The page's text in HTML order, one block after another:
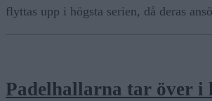
flyttas upp i högsta serien, då deras
Padelhallarna tar över i